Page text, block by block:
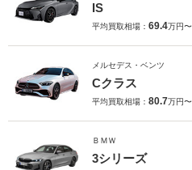
IS
平均買取相場： 69.4万円〜
メルセデス・ベンツ
Cクラス
平均買取相場： 80.7万円〜
ＢＭＷ
3シリーズ